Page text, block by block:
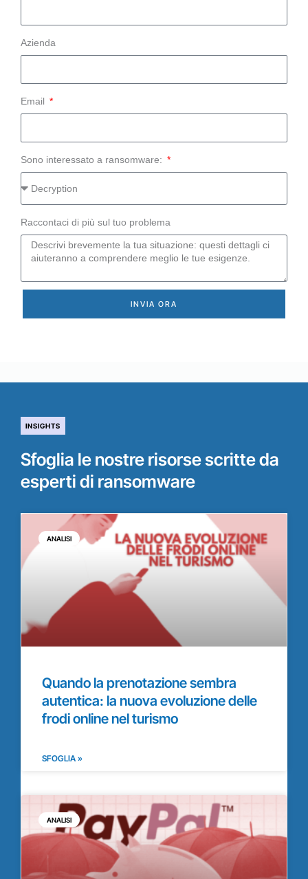
Azienda
Email
Sono interessato a ransomware:
Raccontaci di più sul tuo problema
INVIA ORA
INSIGHTS
Sfoglia le nostre risorse scritte da
esperti di ransomware
ANALISI
Quando la prenotazione sembra
autentica: la nuova evoluzione delle
frodi online nel turismo
SFOGLIA »
ANALISI